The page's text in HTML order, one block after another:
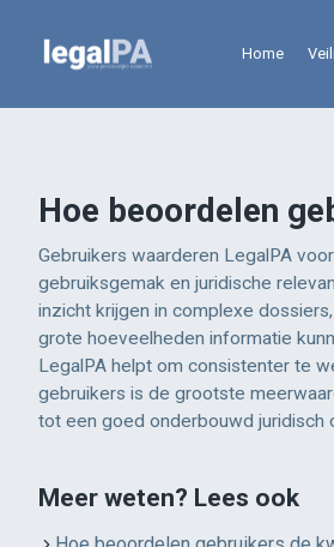
Home
Hoe beoordelen
Gebruikers waarderen LegalPA
gebruiksgemak en juridische
inzicht krijgen in complexe
grote hoeveelheden informatie
LegalPA helpt om consistenter te
gebruikers is de grootste
tot een goed onderbouwd juridisch
Meer weten? Lees ook